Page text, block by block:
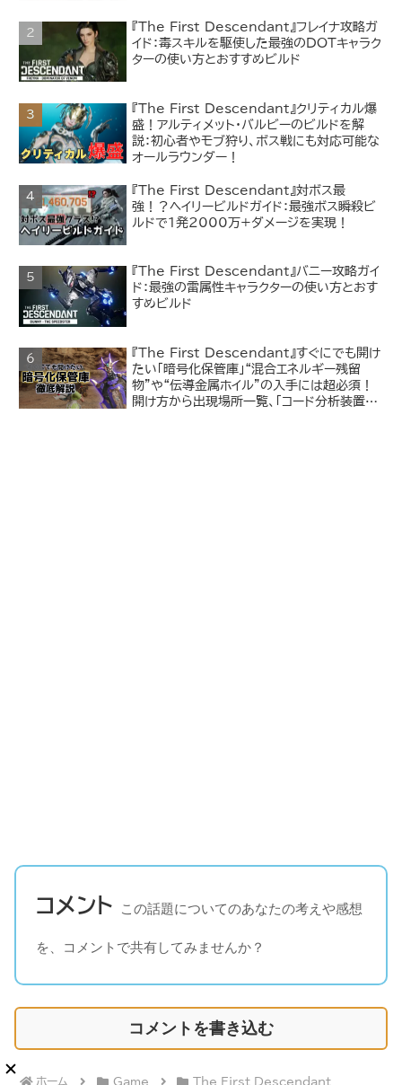
『The First Descendant』フレイナ攻略ガ
イド：毒スキルを駆使した最強のDOTキャラク
ターの使い方とおすすめビルド
『The First Descendant』クリティカル爆
盛！アルティメット・バルビーのビルドを解
説：初心者やモブ狩り、ボス戦にも対応可能な
オールラウンダー！
『The First Descendant』対ボス最
強！？ヘイリービルドガイド：最強ボス瞬殺ビ
ルドで1発2000万+ダメージを実現！
『The First Descendant』バニー攻略ガイ
ド：最強の雷属性キャラクターの使い方とおす
すめビルド
『The First Descendant』すぐにでも開け
たい「暗号化保管庫」“混合エネルギー残留
物”や“伝導金属ホイル”の入手には超必須！
開け方から出現場所一覧、「コード分析装置」
コメント この話題についてのあなたの考えや感想
を、コメントで共有してみませんか？
コメントを書き込む
ホーム Game The First Descendant